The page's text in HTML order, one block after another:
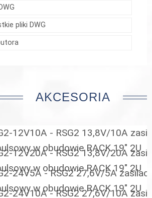
pliki DWG
AKCESORIA
12V10A - RSG2 13,8V/10A
w obudowie RACK 19" 2U
12V20A - RSG2 13,8V/20A
w obudowie RACK 19" 2U
24V5A - RSG2 27,6V/5A
w obudowie RACK 19" 2U
24V10A - RSG2 27,6V/10A